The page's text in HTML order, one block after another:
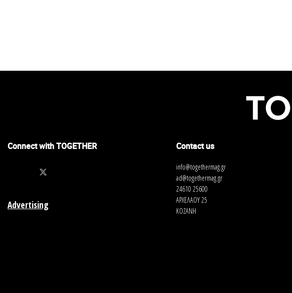
Connect with TOGETHER
Advertising
Contact us
info@togethermag.gr
ad@togethermag.gr
24610 25600
ΑΡΧΕΛΑΟΥ 25
ΚΟΖΑΝΗ